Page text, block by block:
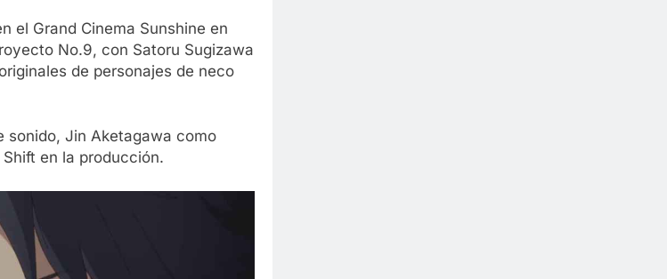
el Grand Cinema Sunshine en
No.9, con Satoru Sugizawa
de personajes de neco
sonido, Jin Aketagawa como
en la producción.